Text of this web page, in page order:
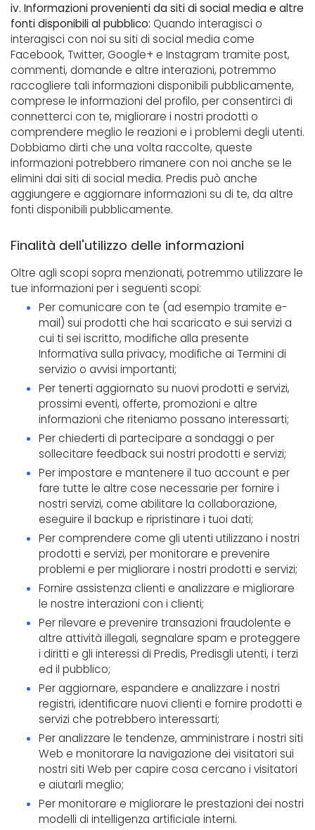
iv. Informazioni provenienti da siti di social media e altre
fonti disponibili al pubblico: Quando interagisci o
interagisci con noi su siti di social media come
Facebook, Twitter, Google+ e Instagram tramite post,
commenti, domande e altre interazioni, potremmo
raccogliere tali informazioni disponibili pubblicamente,
comprese le informazioni del profilo, per consentirci di
connetterci con te, migliorare i nostri prodotti o
comprendere meglio le reazioni e i problemi degli utenti.
Dobbiamo dirti che una volta raccolte, queste
informazioni potrebbero rimanere con noi anche se le
elimini dai siti di social media. Predis può anche
aggiungere e aggiornare informazioni su di te, da altre
fonti disponibili pubblicamente.
Finalità dell'utilizzo delle informazioni
Oltre agli scopi sopra menzionati, potremmo utilizzare le
tue informazioni per i seguenti scopi:
Per comunicare con te (ad esempio tramite e-
mail) sui prodotti che hai scaricato e sui servizi a
cui ti sei iscritto, modifiche alla presente
Informativa sulla privacy, modifiche ai Termini di
servizio o avvisi importanti;
Per tenerti aggiornato su nuovi prodotti e servizi,
prossimi eventi, offerte, promozioni e altre
informazioni che riteniamo possano interessarti;
Per chiederti di partecipare a sondaggi o per
sollecitare feedback sui nostri prodotti e servizi;
Per impostare e mantenere il tuo account e per
fare tutte le altre cose necessarie per fornire i
nostri servizi, come abilitare la collaborazione,
eseguire il backup e ripristinare i tuoi dati;
Per comprendere come gli utenti utilizzano i nostri
prodotti e servizi, per monitorare e prevenire
problemi e per migliorare i nostri prodotti e servizi;
Fornire assistenza clienti e analizzare e migliorare
le nostre interazioni con i clienti;
Per rilevare e prevenire transazioni fraudolente e
altre attività illegali, segnalare spam e proteggere
i diritti e gli interessi di Predis, Predisgli utenti, i terzi
ed il pubblico;
Per aggiornare, espandere e analizzare i nostri
registri, identificare nuovi clienti e fornire prodotti e
servizi che potrebbero interessarti;
Per analizzare le tendenze, amministrare i nostri siti
Web e monitorare la navigazione dei visitatori sui
nostri siti Web per capire cosa cercano i visitatori
e aiutarli meglio;
Per monitorare e migliorare le prestazioni dei nostri
modelli di intelligenza artificiale interni.